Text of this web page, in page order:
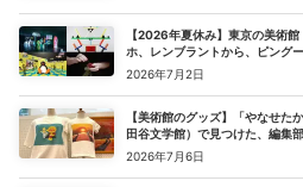
【2026年夏休み】東京の美術
ホ、レンブラントから、ピング
2026年7月2日
【美術館のグッズ】「やなせ
田谷文学館）で見つけた、編集
2026年7月6日